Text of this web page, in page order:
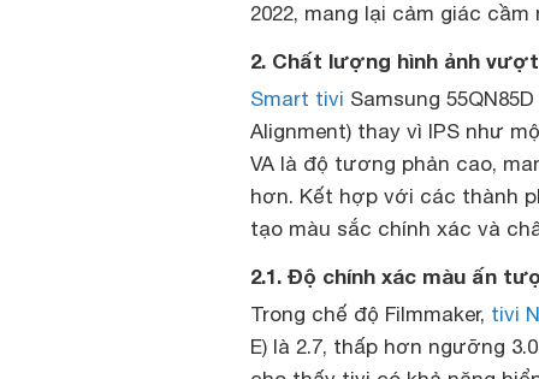
2022, mang lại cảm giác
2. Chất lượng hình ảnh
Smart tivi Samsung
Alignment) thay vì IPS như
VA là độ tương phản cao,
hơn. Kết hợp với các thành
tạo màu sắc chính xác và
2.1. Độ chính xác màu ấn
Trong chế độ Filmmaker, tivi
E) là 2.7, thấp hơn ngưỡng